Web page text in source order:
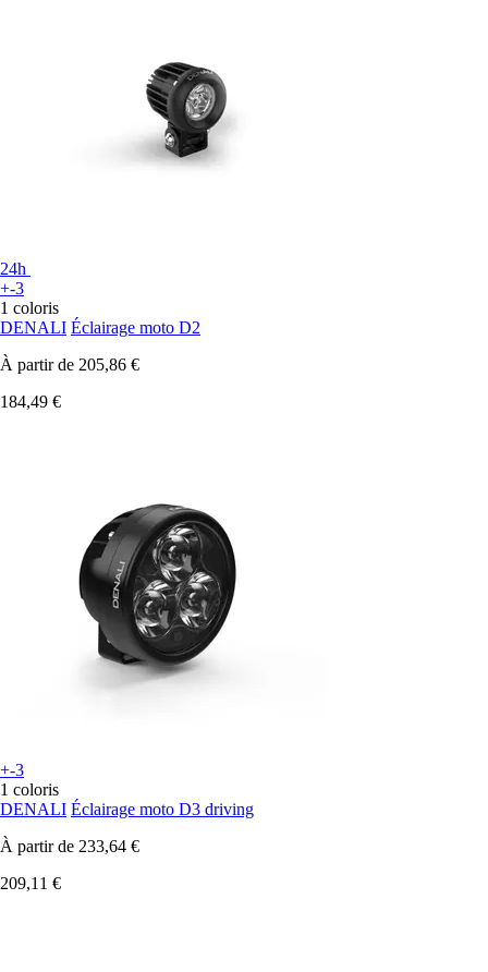
24h
+-3
1 coloris
DENALI Éclairage moto D2
À partir de 205,86 €
184,49 €
+-3
1 coloris
DENALI Éclairage moto D3 driving
À partir de 233,64 €
209,11 €